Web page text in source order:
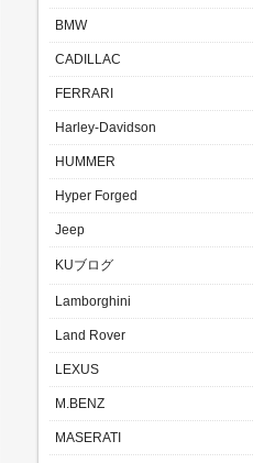
BMW
CADILLAC
FERRARI
Harley-Davidson
HUMMER
Hyper Forged
Jeep
KUブログ
Lamborghini
Land Rover
LEXUS
M.BENZ
MASERATI